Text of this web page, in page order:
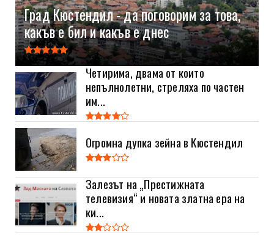
Град Кюстендил - да поговорим за това,
какъв е бил и какъв е днес
Четирима, двама от които
непълнолетни, стреляха по частен
им...
Огромна дупка зейна в Кюстендил
Залезът на „Престижната
телевизия“ и новата златна ера на
ки...